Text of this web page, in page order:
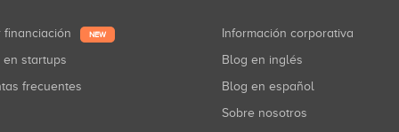
financiación NEW
en startups
frecuentes
Información corporativa
Blog en inglés
Blog en español
Sobre nosotros